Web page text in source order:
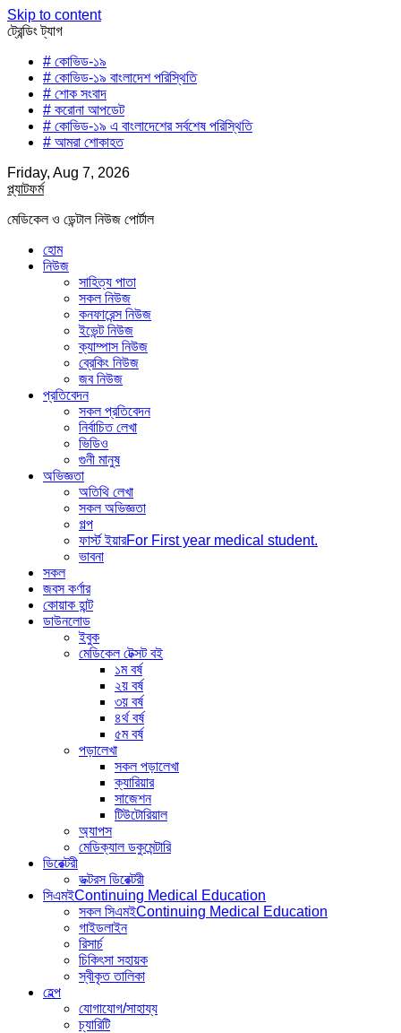
Skip to content
ট্রেন্ডিং ট্যাগ
# কোভিড-১৯
# কোভিড-১৯ বাংলাদেশ পরিস্থিতি
# শোক সংবাদ
# করোনা আপডেট
# কোভিড-১৯ এ বাংলাদেশের সর্বশেষ পরিস্থিতি
# আমরা শোকাহত
Friday, Aug 7, 2026
প্ল্যাটফর্ম
মেডিকেল ও ডেন্টাল নিউজ পোর্টাল
হোম
নিউজ
সাহিত্য পাতা
সকল নিউজ
কনফারেন্স নিউজ
ইভেন্ট নিউজ
ক্যাম্পাস নিউজ
ব্রেকিং নিউজ
জব নিউজ
প্রতিবেদন
সকল প্রতিবেদন
নির্বাচিত লেখা
ভিডিও
গুনী মানুষ
অভিজ্ঞতা
অতিথি লেখা
সকল অভিজ্ঞতা
গল্প
ফার্স্ট ইয়ারFor First year medical student.
ভাবনা
সকল
জবস কর্ণার
কোয়াক হান্ট
ডাউনলোড
ইবুক
মেডিকেল টেক্সট বই
১ম বর্ষ
২য় বর্ষ
৩য় বর্ষ
৪র্থ বর্ষ
৫ম বর্ষ
পড়ালেখা
সকল পড়ালেখা
ক্যারিয়ার
সাজেশন
টিউটোরিয়াল
অ্যাপস
মেডিক্যাল ডকুমেন্টারি
ডিরেক্টরী
ডক্টরস ডিরেক্টরী
সিএমইContinuing Medical Education
সকল সিএমইContinuing Medical Education
গাইডলাইন
রিসার্চ
চিকিৎসা সহায়ক
স্বীকৃত তালিকা
হেল্প
যোগাযোগ/সাহায্য
চ্যারিটি